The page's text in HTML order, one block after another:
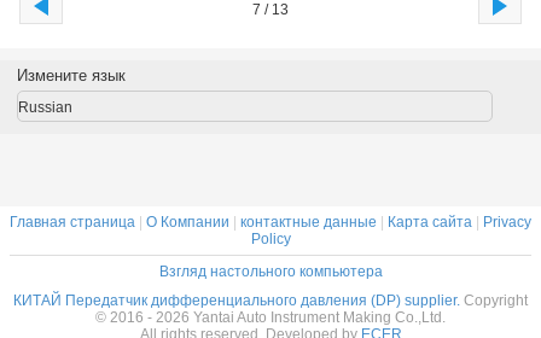
7 / 13
Измените язык
Russian
Главная страница О Компании контактные данные Карта сайта
Privacy
Policy
Взгляд настольного компьютера
КИТАЙ Передатчик дифференциального давления (DP) supplier. Copyright
© 2016 - 2026 Yantai Auto Instrument Making Co.,Ltd.
All rights reserved. Developed by ECER